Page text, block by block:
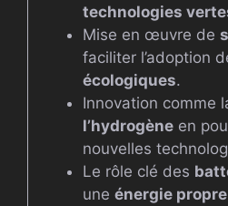
technologies
Mise en œuvre de
faciliter l’adoption
écologiques.
Innovation comme
l’hydrogèneen
nouvelles
Le rôle clé des
une énergie propre